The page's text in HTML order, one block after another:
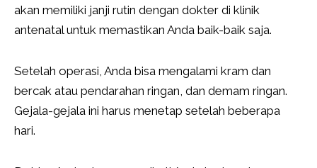
akan memiliki janji rutin dengan dokter di klinik
antenatal untuk memastikan Anda baik-baik saja.
Setelah operasi, Anda bisa mengalami kram dan
bercak atau pendarahan ringan, dan demam ringan.
Gejala-gejala ini harus menetap setelah beberapa
hari.